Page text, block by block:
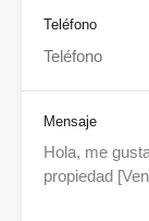
Teléfono
Mensaje